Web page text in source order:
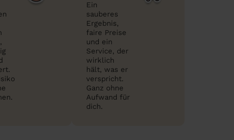
Ein
sauberes
Ergebnis,
faire Preise
und ein
Service, der
wirklich
hält, was er
verspricht.
Ganz ohne
Aufwand für
dich.